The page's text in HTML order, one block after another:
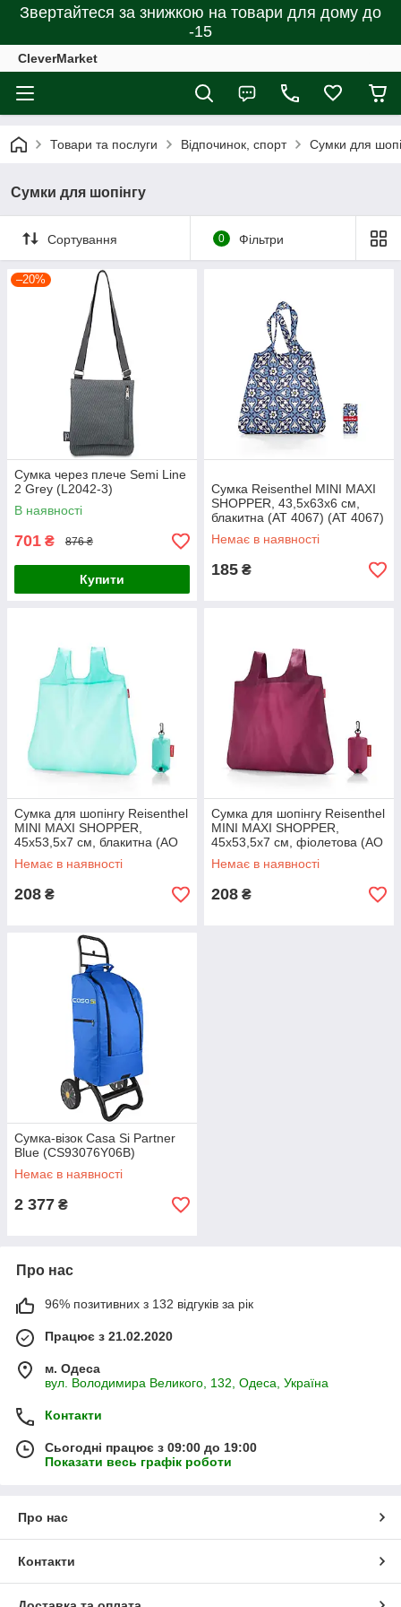
Звертайтеся за знижкою на товари для дому до
-15
CleverMarket
Товари та послуги Відпочинок, спорт Сумки для
Сумки для шопінгу
Сортування 0 Фільтри
–20%
Сумка через плече Semi Line
2 Grey (L2042-3)
В наявності
701 ₴ 876 ₴
Купити
Сумка Reisenthel MINI MAXI
SHOPPER, 43,5х63х6 см,
блакитна (AT 4067) (AT 4067)
Немає в наявності
185 ₴
Сумка для шопінгу Reisenthel
MINI MAXI SHOPPER,
45х53,5х7 см, блакитна (AO
4056) (AO 4056)
Немає в наявності
208 ₴
Сумка для шопінгу Reisenthel
MINI MAXI SHOPPER,
45х53,5х7 см, фіолетова (AO
4055) (AO 4055)
Немає в наявності
208 ₴
Сумка-візок Casa Si Partner
Blue (CS93076Y06B)
Немає в наявності
2 377 ₴
Про нас
96% позитивних з 132 відгуків за рік
Працює з 21.02.2020
м. Одеса
вул. Володимира Великого, 132, Одеса, Україна
Контакти
Сьогодні працює з 09:00 до 19:00
Показати весь графік роботи
Про нас
Контакти